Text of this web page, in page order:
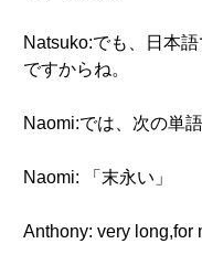
Natsuko:でも、日本
ですからね。
Naomi:では、次の単
Naomi: 「末永い」
Anthony: very long,for